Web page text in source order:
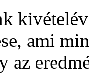
ami
az